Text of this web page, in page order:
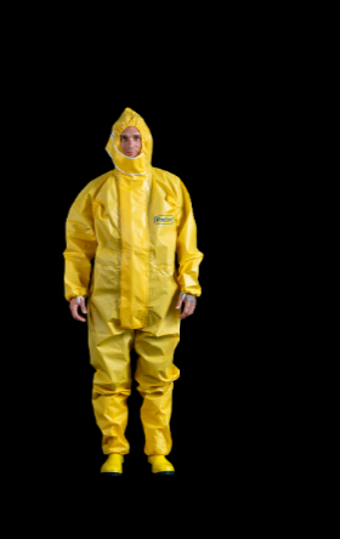
Rutschhemmung.
Bei richtiger Lagerung
Jahren
vor
verlängern.